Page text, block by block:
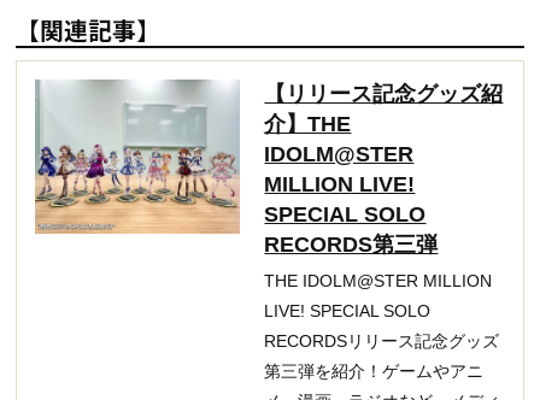
【関連記事】
【リリース記念グッズ紹
介】THE
IDOLM@STER
MILLION LIVE!
SPECIAL SOLO
RECORDS第三弾
THE IDOLM@STER MILLION
LIVE! SPECIAL SOLO
RECORDSリリース記念グッズ
第三弾を紹介！ゲームやアニ